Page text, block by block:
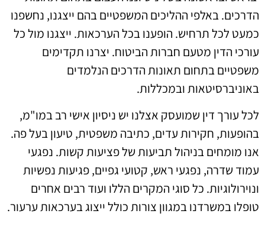
הדרכים. באלפי ההליכים המשפטיים בהם ייצגנו, נחשפנו
כמעט לכל תרחיש. הופענו בכל הערכאות. ייצגנו מול כל
עורכי הדין מטעם חברות הביטוח. יצרנו תקדימים
משפטיים בתחום תאונות הדרכים הנלמדים
באוניברסיטאות ובמכללות.
לכל עורך דין שמועסק אצלנו יש ניסיון אישי רב במו"מ,
בהופעות, חקירות עדים, כתיבה משפטית, טיעון בעל פה.
אנו מומחים בניהול תביעות של פציעות קשות. נפגעי
עמוד שדרה, נפגעי ראש, קטועי גפיים, פגיעות נפשיות
ונוירולוגיות. כל סוגי המקרים הללו ועוד רבים אחרים
טופלו במשרדנו במגוון צורות כולל ייצוג בערכאות ערעור.